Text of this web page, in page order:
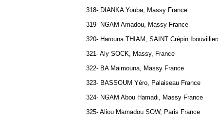
318- DIANKA Youba, Massy France
319- NGAM Amadou, Massy France
320- Harouna THIAM, SAINT Crépin
321- Aly SOCK, Massy, France
322- BA Maimouna, Massy France
323- BASSOUM Yéro, Palaiseau France
324- NGAM Abou Hamadi, Massy France
325- Aliou Mamadou SOW, Paris France